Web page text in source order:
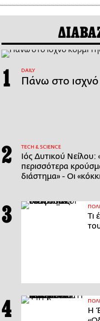
DAILY
Πάνω στο
ΤECH & SCIENCE
Ιός Δυτικού Νείλου:
περισσότερα
διάστημα» - Οι
Τι
Η